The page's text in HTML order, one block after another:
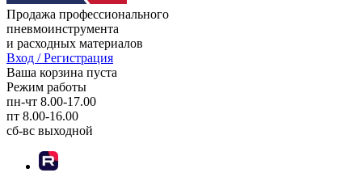
Продажа профессионального
пневмоинструмента
и расходных материалов
Вход / Регистрация
Ваша корзина пуста
Режим работы
пн-чт 8.00-17.00
пт 8.00-16.00
сб-вс выходной